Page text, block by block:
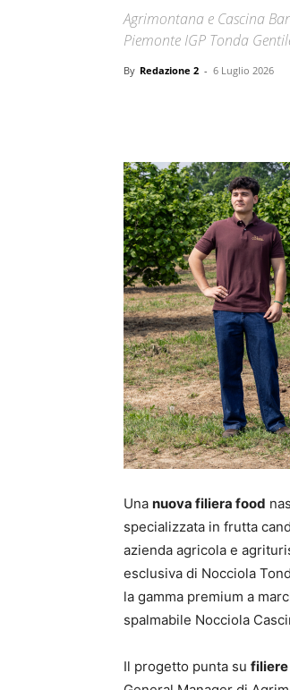
Agrimontana e Cascina
Piemonte IGP Tonda
By Redazione 2 - 6 Luglio 2026
Una nuova filiera food
specializzata in frutta
azienda agricola e
esclusiva di Nocciola
la gamma premium a
spalmabile Nocciola
Il progetto punta su